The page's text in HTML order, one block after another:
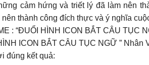
cảm hứng và triết lý đã làm nên
thành công đích thực và ý nghĩa
: “ĐUỔI HÌNH ICON BẮT CÂU TỤC
ICON BẮT CÂU TỤC NGỮ ” Nhân
đúng kết quả: